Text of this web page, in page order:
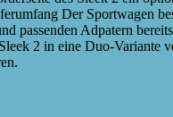
Der Sportwagen
passenden Adpatern
2 in eine Duo-Variante